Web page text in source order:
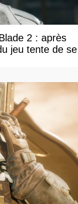
2 : après
jeu tente de se